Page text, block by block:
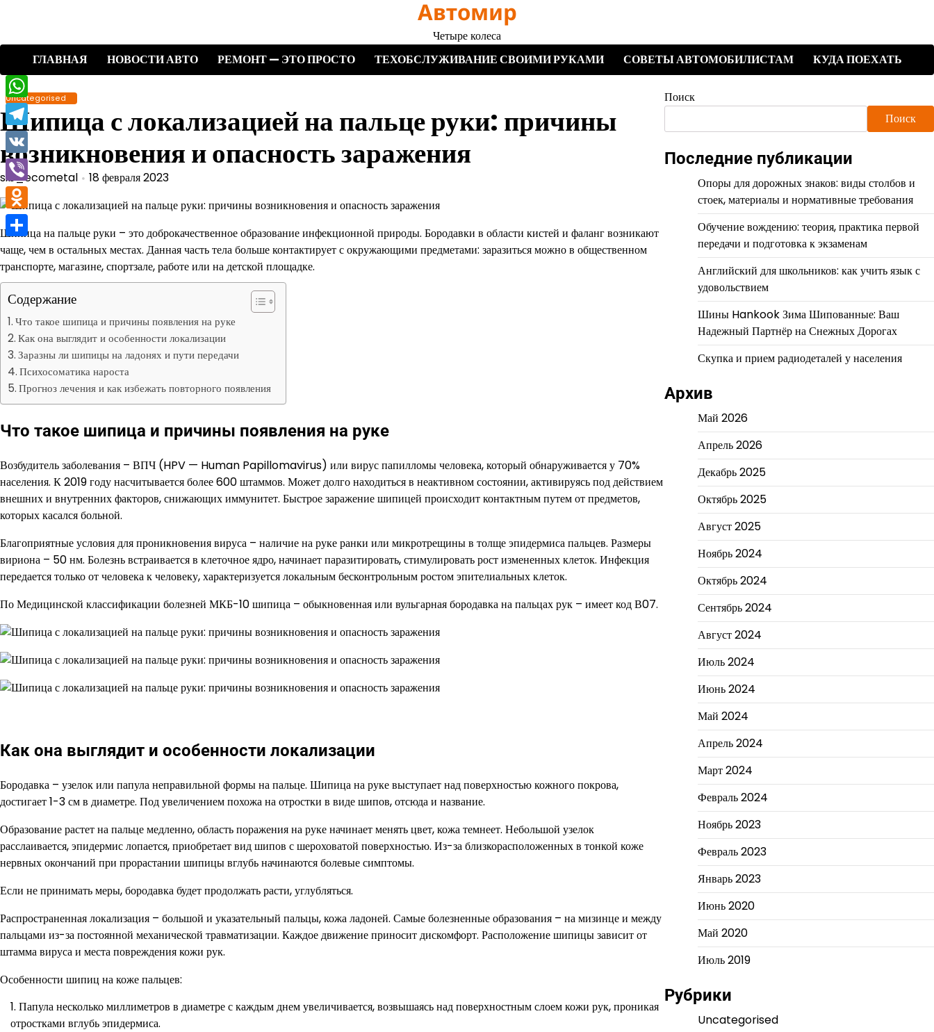
содержимому
Автомир
Четыре колеса
ГЛАВНАЯ
НОВОСТИ АВТО РЕМОНТ — ЭТО ПРОСТО ТЕХОБСЛУЖИВАНИЕ СВОИМИ РУКАМИ СОВЕТЫ АВТОМОБИЛИСТАМ КУДА ПОЕХАТЬ
Uncategorised
Шипица с локализацией на пальце руки: причины
возникновения и опасность заражения
sib_ecometal 18 февраля 2023
Шипица на пальце руки – это доброкачественное образование инфекционной природы. Бородавки в области кистей и фаланг возникают
чаще, чем в остальных местах. Данная часть тела больше контактирует с окружающими предметами: заразиться можно в общественном
транспорте, магазине, спортзале, работе или на детской площадке.
Содержание
Что такое шипица и причины появления на руке
Как она выглядит и особенности локализации
Заразны ли шипицы на ладонях и пути передачи
Психосоматика нароста
Прогноз лечения и как избежать повторного появления
Что такое шипица и причины появления на руке
Возбудитель заболевания – ВПЧ (HPV — Human Papillomavirus) или вирус папилломы человека, который обнаруживается у 70%
населения. К 2019 году насчитывается более 600 штаммов. Может долго находиться в неактивном состоянии, активируясь под действием
внешних и внутренних факторов, снижающих иммунитет. Быстрое заражение шипицей происходит контактным путем от предметов,
которых касался больной.
Благоприятные условия для проникновения вируса – наличие на руке ранки или микротрещины в толще эпидермиса пальцев. Размеры
вириона – 50 нм. Болезнь встраивается в клеточное ядро, начинает паразитировать, стимулировать рост измененных клеток. Инфекция
передается только от человека к человеку, характеризуется локальным бесконтрольным ростом эпителиальных клеток.
По Медицинской классификации болезней МКБ-10 шипица – обыкновенная или вульгарная бородавка на пальцах рук – имеет код В07.
Как она выглядит и особенности локализации
Бородавка – узелок или папула неправильной формы на пальце. Шипица на руке выступает над поверхностью кожного покрова,
достигает 1-3 см в диаметре. Под увеличением похожа на отростки в виде шипов, отсюда и название.
Образование растет на пальце медленно, область поражения на руке начинает менять цвет, кожа темнеет. Небольшой узелок
расслаивается, эпидермис лопается, приобретает вид шипов с шероховатой поверхностью. Из-за близкорасположенных в тонкой коже
нервных окончаний при прорастании шипицы вглубь начинаются болевые симптомы.
Если не принимать меры, бородавка будет продолжать расти, углубляться.
Распространенная локализация – большой и указательный пальцы, кожа ладоней. Самые болезненные образования – на мизинце и между
пальцами из-за постоянной механической травматизации. Каждое движение приносит дискомфорт. Расположение шипицы зависит от
штамма вируса и места повреждения кожи рук.
Особенности шипиц на коже пальцев:
Папула несколько миллиметров в диаметре с каждым днем увеличивается, возвышаясь над поверхностным слоем кожи рук, проникая
отростками вглубь эпидермиса.
Поиск
Поиск
Последние публикации
Опоры для дорожных знаков: виды столбов и
стоек, материалы и нормативные требования
Обучение вождению: теория, практика первой
передачи и подготовка к экзаменам
Английский для школьников: как учить язык с
удовольствием
Шины Hankook Зима Шипованные: Ваш
Надежный Партнёр на Снежных Дорогах
Скупка и прием радиодеталей у населения
Архив
Май 2026
Апрель 2026
Декабрь 2025
Октябрь 2025
Август 2025
Ноябрь 2024
Октябрь 2024
Сентябрь 2024
Август 2024
Июль 2024
Июнь 2024
Май 2024
Апрель 2024
Март 2024
Февраль 2024
Ноябрь 2023
Февраль 2023
Январь 2023
Июнь 2020
Май 2020
Июль 2019
Рубрики
Uncategorised
WhatsApp
Telegram
VK
Viber
Odnoklassniki
Отправить